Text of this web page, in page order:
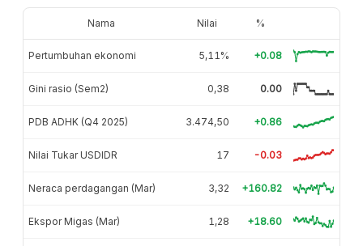
Nama Nilai %
Pertumbuhan ekonomi 5,11% +0.08
Gini rasio (Sem2) 0,38 0.00
PDB ADHK (Q4 2025) 3.474,50 +0.86
Nilai Tukar USDIDR 17 -0.03
Neraca perdagangan (Mar) 3,32 +160.82
Ekspor Migas (Mar) 1,28 +18.60